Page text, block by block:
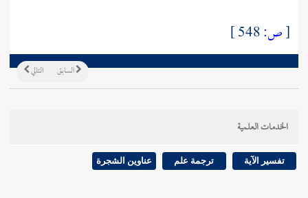
[ص:
التالي السابق
الخدمات العلمية
تفسير الآية ترجمة علم عناوين الشجرة